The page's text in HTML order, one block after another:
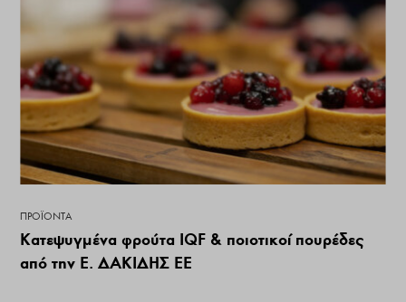
ΠΡΟΪΌΝΤΑ
Κατεψυγμένα φρούτα IQF & ποιοτικοί πουρέδες
από την Ε. ΔΑΚΙΔΗΣ ΕΕ